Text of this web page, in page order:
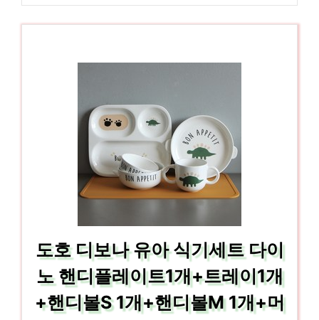
도호 디보나 유아 식기세트 다이
노 핸디플레이트1개+트레이1개
+핸디볼S 1개+핸디볼M 1개+머